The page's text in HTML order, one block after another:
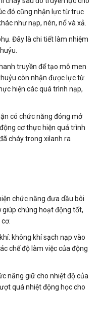
đó cũng nhận lực từ trục
như nạp, nén, nổ và xả.
Đây là chi tiết làm nhiệm
truyền để tạo mô men
còn nhận được lực từ
hiện các quá trình nạp,
có chức năng đóng mở
cơ thực hiện quá trình
cháy trong xilanh ra
chức năng đưa dầu bôi
chúng hoạt động tốt,
không khí sạch nạp vào
chế độ làm việc của động
năng giữ cho nhiệt độ của
quá nhiệt động học cho